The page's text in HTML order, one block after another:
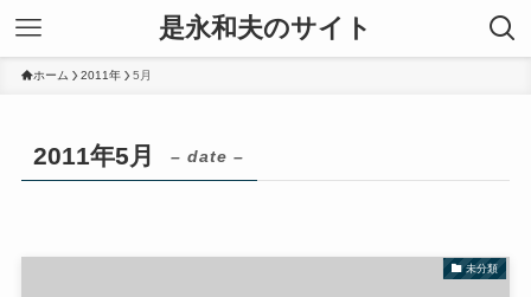
是永和夫のサイト
ホーム 2011年 5月
2011年5月 – date –
未分類